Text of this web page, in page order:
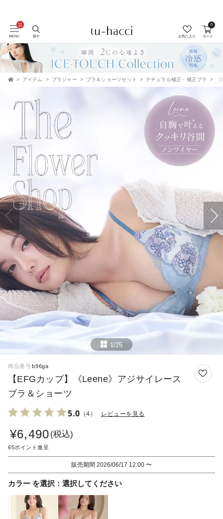
MENU 探す お気に入り カート
0
アイテム ブラジャー ブラ＆ショーツセット ナチュラル補正・補正ブラ 【
1/25
商品番号 b96ga
【EFGカップ】《Leene》アジサイレース
ブラ＆ショーツ
5.0 （4） レビューを見る
¥6,490 税込
65
販売期間 2026/06/17 12:00 〜
カラー 選択してください